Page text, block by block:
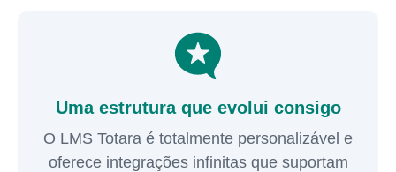
Uma estrutura que evolui consigo
O LMS Totara é totalmente personalizável e
oferece integrações infinitas que suportam